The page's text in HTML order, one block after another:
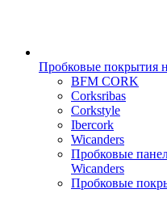
Пробковые покрытия
BFM CORK
Corksribas
Corkstyle
Ibercork
Wicanders
Пробковые
Wicanders
Пробковые